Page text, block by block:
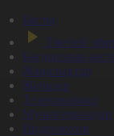
Басты
Тікелей
Бағдарлама
Жаңалықтар
Жобалар
Телехикаялар
Мультсериалдар
Видеоархив